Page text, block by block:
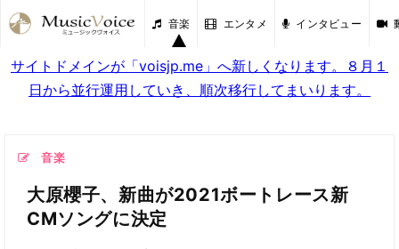
音楽 エンタメ インタビュー
サイトドメインが「voisjp.me」へ新しくなります。８月１
日から並行運用していき、順次移行してまいります。
音楽
大原櫻子、新曲が2021ボートレース新
CMソングに決定